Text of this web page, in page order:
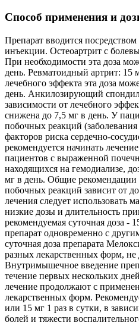
Способ применения и
Препарат вводится
инъекции. Остеоартрит с
При необходимости эта доза
день. Ревматоидный артрит: 15
лечебного эффекта эта доза
день. Анкилозирующий
зависимости от лечебного
снижена до 7,5 мг в день. У
побочных реакций
факторов риска сердечно-
рекомендуется начинать
пациентов с выраженной
находящихся на гемодиализе,
мг в день. Общие
побочных реакций зависит от
лечения следует использовать
низкие дозы и длительность
рекомендуемая суточная доза -
препарат одновременно с
суточная доза препарата
разных лекарственных форм,
Внутримышечное введение
течение первых нескольких
лечение продолжают с
лекарственных форм.
или 15 мг 1 раз в сутки, в
болей и тяжести